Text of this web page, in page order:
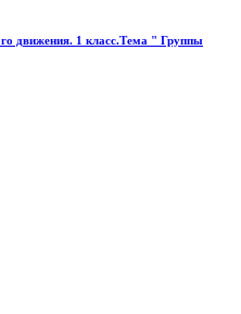
движения. 1 класс.Тема " Группы